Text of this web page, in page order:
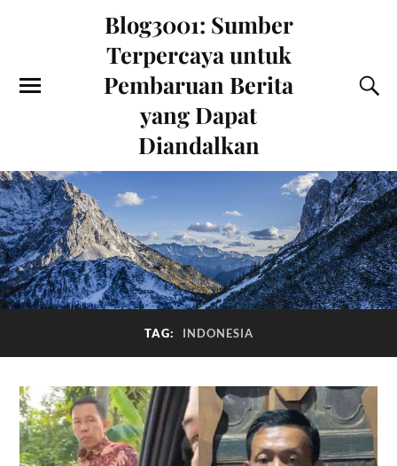
Blog3001: Sumber
Terpercaya untuk
Pembaruan Berita
yang Dapat
Diandalkan
TAG: INDONESIA